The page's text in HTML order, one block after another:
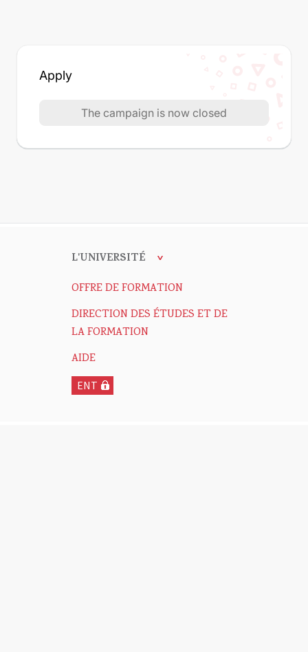
Apply
The campaign is now closed
L'UNIVERSITÉ
OFFRE DE FORMATION
DIRECTION DES ÉTUDES ET DE
LA FORMATION
AIDE
ENT